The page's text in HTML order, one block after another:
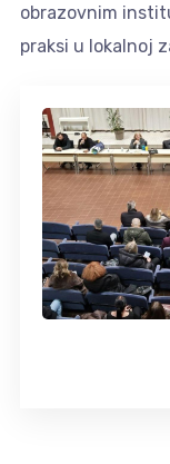
obrazovnim
praksi u lokalnoj